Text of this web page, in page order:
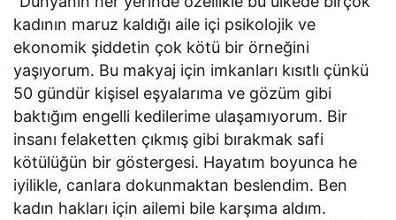
kadının maruz kaldığı aile içi psikolojik ve
ekonomik şiddetin çok kötü bir örneğini
yaşıyorum. Bu makyaj için imkanları kısıtlı çünkü
50 gündür kişisel eşyalarıma ve gözüm gibi
baktığım engelli kedilerime ulaşamıyorum. Bir
insanı felaketten çıkmış gibi bırakmak safi
kötülüğün bir göstergesi. Hayatım boyunca he
iyilikle, canlara dokunmaktan beslendim. Ben
kadın hakları için ailemi bile karşıma aldım.